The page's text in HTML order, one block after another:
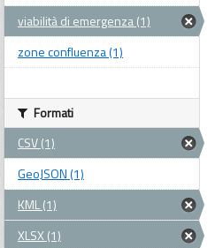
viabilità di emergenza (1)
zone confluenza (1)
Formati
CSV (1)
GeoJSON (1)
KML (1)
XLSX (1)